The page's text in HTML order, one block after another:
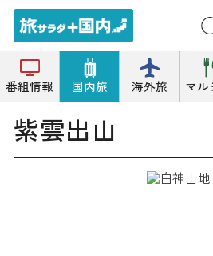
番組情報 国内旅 海外旅 マル
トップ 桜の名所 紫雲出山
紫雲出山